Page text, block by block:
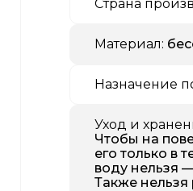
Страна
Материал:
Назначение
Уход и
Чтобы на
его только в
воду нельзя
Также нельзя